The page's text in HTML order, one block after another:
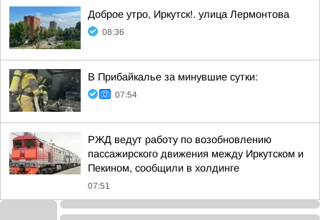
Доброе утро, Иркутск!. улица Лермонтова
08:36
В Прибайкалье за минувшие сутки:
07:54
РЖД ведут работу по возобновлению
пассажирского движения между Иркутском и
Пекином, сообщили в холдинге
07:51